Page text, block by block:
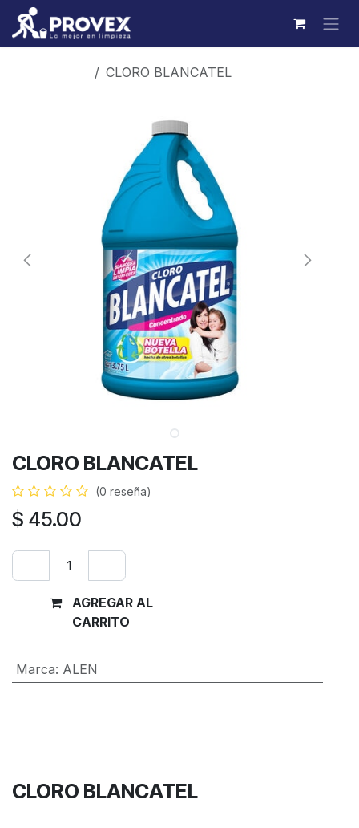
Ir al contenido
CLORO BLANCATEL
CLORO BLANCATEL
(0 reseña)
$ 45.00
AGREGAR AL
CARRITO
Marca: ALEN
CLORO BLANCATEL